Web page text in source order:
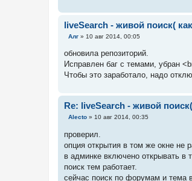
и
liveSearch - живой поиск(
С
о
б
щ
е
н
Алг » 10 авг 2014, 00:05
обновила репозиторий.
Исправлен баг с темами, убран
Чтобы это заработало, надо
Re: liveSearch - живой
С
б
щ
н
и
Alecto » 10 авг 2014, 00:35
проверил.
опция открытия в том же окне не
в админке включено открывать в
поиск тем работает.
сейчас поиск по форумам и тема